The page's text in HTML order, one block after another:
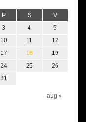
P S V
aug »
3 4
5
10 11
12
17 18
19
24 25
26
31